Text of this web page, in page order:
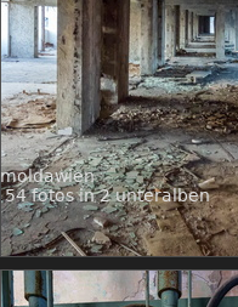
moldawien
54 fotos in 2 unteralben